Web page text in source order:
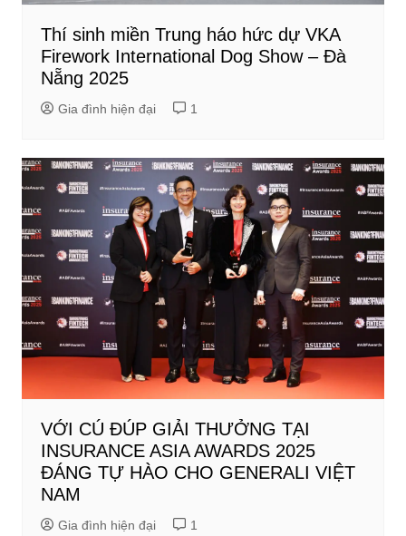
Thí sinh miền Trung háo hức dự VKA
Firework International Dog Show – Đà
Nẵng 2025
Gia đình hiện đại 1
VỚI CÚ ĐÚP GIẢI THƯỞNG TẠI
INSURANCE ASIA AWARDS 2025
ĐÁNG TỰ HÀO CHO GENERALI VIỆT
NAM
Gia đình hiện đại 1